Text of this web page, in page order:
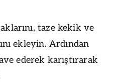
taze kekik ve
ekleyin. Ardından
ederek karıştırarak